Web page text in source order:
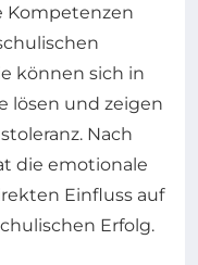
Kompetenzen
können sich in
lösen und zeigen
Nach
die emotionale
Einfluss auf
Erfolg.